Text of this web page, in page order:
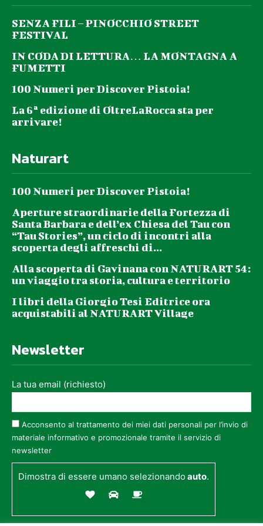
SENZA FILI – PINOCCHIO STREET
FESTIVAL
IN CODA DI LETTURA… LA MONTAGNA A
FUMETTI
100 Numeri per Discover Pistoia!
La 6ª edizione di OltreLaRocca sta per
arrivare!
Naturart
100 Numeri per Discover Pistoia!
Aperture straordinarie della Fortezza di
Santa Barbara e dell’ex Chiesa del Tau con
“Tau Stories”, un ciclo di incontri alla
scoperta degli affreschi di...
Alla scoperta di Gavinana con NATURART 54:
un viaggio tra storia, cultura e territorio
I libri della Giorgio Tesi Editrice ora
acquistabili al NATURART Village
Newsletter
La tua email (richiesto)
Acconsento al trattamento dei miei dati personali per l’invio di
materiale informativo e promozionale tramite il servizio di
newsletter
Dimostra di essere umano selezionandoauto.